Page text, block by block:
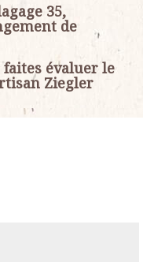
35,
de
évaluer le
Ziegler